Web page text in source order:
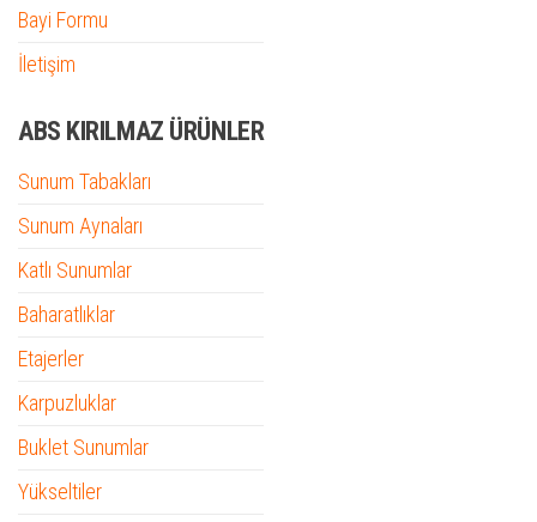
Bayi Formu
İletişim
ABS KIRILMAZ ÜRÜNLER
Sunum Tabakları
Sunum Aynaları
Katlı Sunumlar
Baharatlıklar
Etajerler
Karpuzluklar
Buklet Sunumlar
Yükseltiler